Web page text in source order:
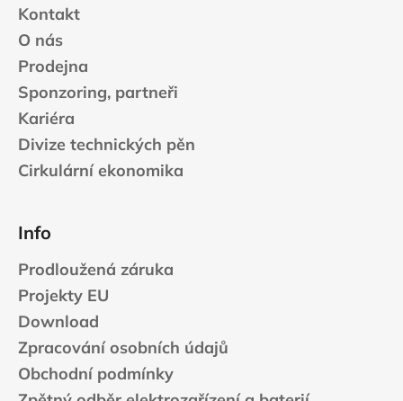
Kontakt
O nás
Prodejna
Sponzoring, partneři
Kariéra
Divize technických pěn
Cirkulární ekonomika
Info
Prodloužená záruka
Projekty EU
Download
Zpracování osobních údajů
Obchodní podmínky